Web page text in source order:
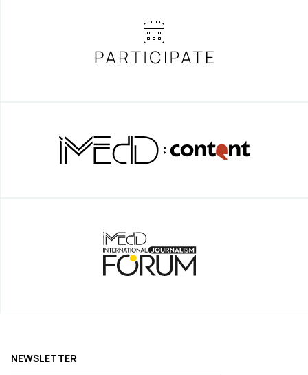
NEWSLETTER